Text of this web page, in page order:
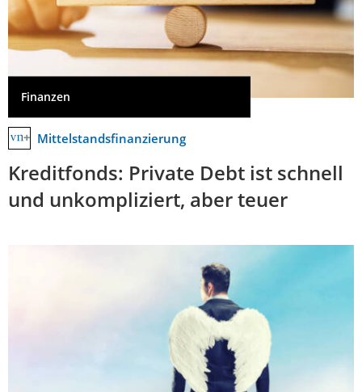
Finanzen
Mittelstandsfinanzierung
Kreditfonds: Private Debt ist schnell
und unkompliziert, aber teuer